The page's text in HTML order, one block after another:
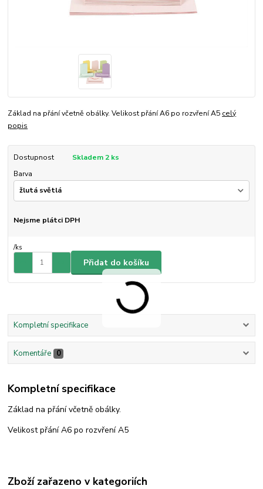
Základ na přání včetně obálky. Velikost přání A6 po rozvření A5 celý
popis
Dostupnost
Skladem 2 ks
Barva
Nejsme plátci DPH
/ks
Přidat do košíku
Kompletní specifikace
Komentáře 0
Kompletní specifikace
Základ na přání včetně obálky.
Velikost přání A6 po rozvření A5
Zboží zařazeno v kategoriích